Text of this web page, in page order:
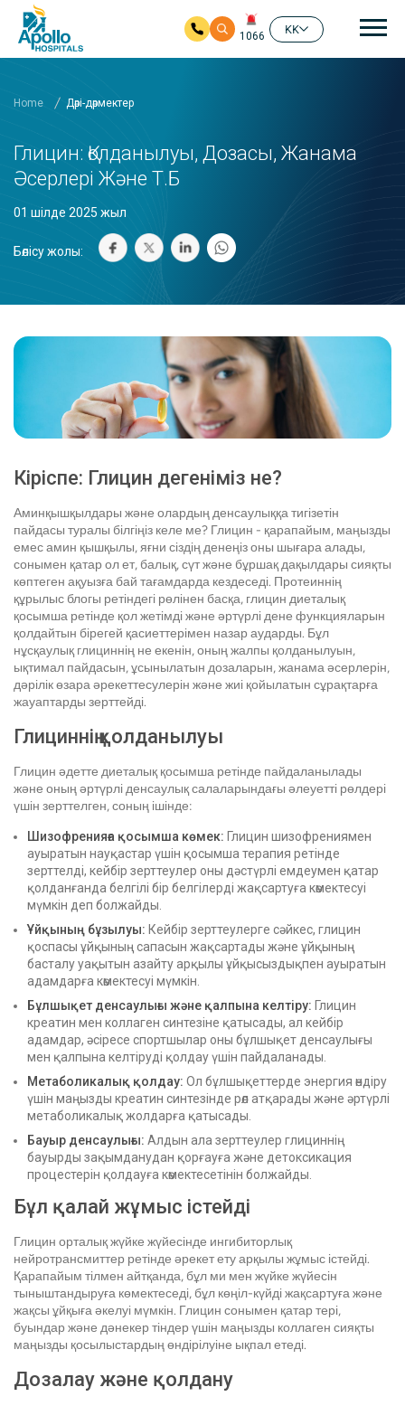
1066
KK
Home Дәрі-дәрмектер
Глицин: Қолданылуы, Дозасы, Жанама
Әсерлері Және Т.б
01 шілде 2025 жыл
Бөлісу жолы:
Кіріспе: Глицин дегеніміз не?
Аминқышқылдары және олардың денсаулыққа тигізетін
пайдасы туралы білгіңіз келе ме? Глицин - қарапайым, маңызды
емес амин қышқылы, яғни сіздің денеңіз оны шығара алады,
сонымен қатар ол ет, балық, сүт және бұршақ дақылдары сияқты
көптеген ақуызға бай тағамдарда кездеседі. Протеиннің
құрылыс блогы ретіндегі рөлінен басқа, глицин диеталық
қосымша ретінде қол жетімді және әртүрлі дене функцияларын
қолдайтын бірегей қасиеттерімен назар аударды. Бұл
нұсқаулық глициннің не екенін, оның жалпы қолданылуын,
ықтимал пайдасын, ұсынылатын дозаларын, жанама әсерлерін,
дәрілік өзара әрекеттесулерін және жиі қойылатын сұрақтарға
жауаптарды зерттейді.
Глициннің қолданылуы
Глицин әдетте диеталық қосымша ретінде пайдаланылады
және оның әртүрлі денсаулық салаларындағы әлеуетті рөлдері
үшін зерттелген, соның ішінде:
Шизофренияға қосымша көмек: Глицин шизофрениямен
ауыратын науқастар үшін қосымша терапия ретінде
зерттелді, кейбір зерттеулер оны дәстүрлі емдеумен қатар
қолданғанда белгілі бір белгілерді жақсартуға көмектесуі
мүмкін деп болжайды.
Ұйқының бұзылуы: Кейбір зерттеулерге сәйкес, глицин
қоспасы ұйқының сапасын жақсартады және ұйқының
басталу уақытын азайту арқылы ұйқысыздықпен ауыратын
адамдарға көмектесуі мүмкін.
Бұлшықет денсаулығы және қалпына келтіру: Глицин
креатин мен коллаген синтезіне қатысады, ал кейбір
адамдар, әсіресе спортшылар оны бұлшықет денсаулығы
мен қалпына келтіруді қолдау үшін пайдаланады.
Метаболикалық қолдау: Ол бұлшықеттерде энергия өндіру
үшін маңызды креатин синтезінде рөл атқарады және әртүрлі
метаболикалық жолдарға қатысады.
Бауыр денсаулығы: Алдын ала зерттеулер глициннің
бауырды зақымданудан қорғауға және детоксикация
процестерін қолдауға көмектесетінін болжайды.
Бұл қалай жұмыс істейді
Глицин орталық жүйке жүйесінде ингибиторлық
нейротрансмиттер ретінде әрекет ету арқылы жұмыс істейді.
Қарапайым тілмен айтқанда, бұл ми мен жүйке жүйесін
тыныштандыруға көмектеседі, бұл көңіл-күйді жақсартуға және
жақсы ұйқыға әкелуі мүмкін. Глицин сонымен қатар тері,
буындар және дәнекер тіндер үшін маңызды коллаген сияқты
маңызды қосылыстардың өндірілуіне ықпал етеді.
Дозалау және қолдану